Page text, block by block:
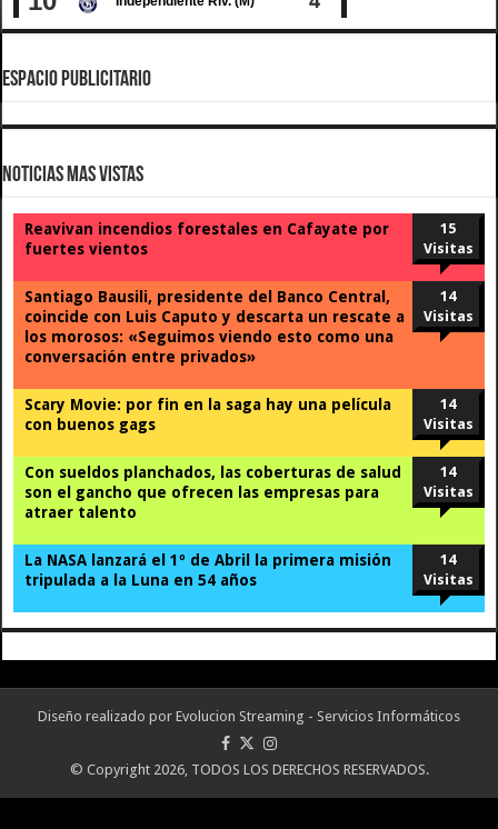
ESPACIO PUBLICITARIO
Noticias Mas Vistas
Reavivan incendios forestales en Cafayate por
fuertes vientos
15
Visitas
Santiago Bausili, presidente del Banco Central,
coincide con Luis Caputo y descarta un rescate a
los morosos: «Seguimos viendo esto como una
conversación entre privados»
14
Visitas
Scary Movie: por fin en la saga hay una película
con buenos gags
14
Visitas
Con sueldos planchados, las coberturas de salud
son el gancho que ofrecen las empresas para
atraer talento
14
Visitas
La NASA lanzará el 1º de Abril la primera misión
tripulada a la Luna en 54 años
14
Visitas
Diseño realizado por Evolucion Streaming - Servicios Informáticos
© Copyright 2026, TODOS LOS DERECHOS RESERVADOS.